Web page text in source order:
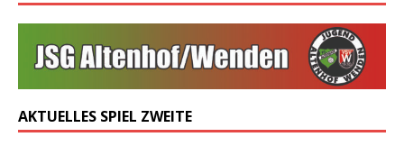
AKTUELLES SPIEL ZWEITE